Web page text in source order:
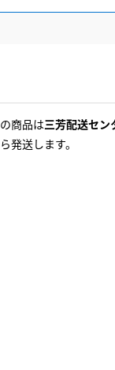
商品は三芳配送セン
発送します。